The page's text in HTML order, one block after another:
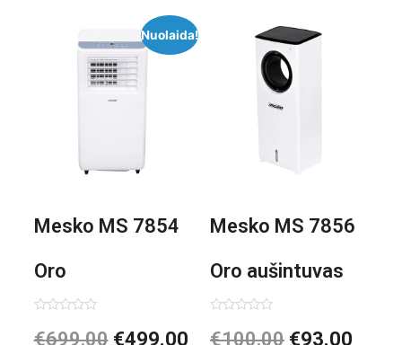
Nuolaida!
Mesko MS 7854
Oro
kondicionierius
0
€699.00 €499.00
Mesko MS 7856
Oro aušintuvas
be ašmenų 3in1
0
€100.00 €93.00